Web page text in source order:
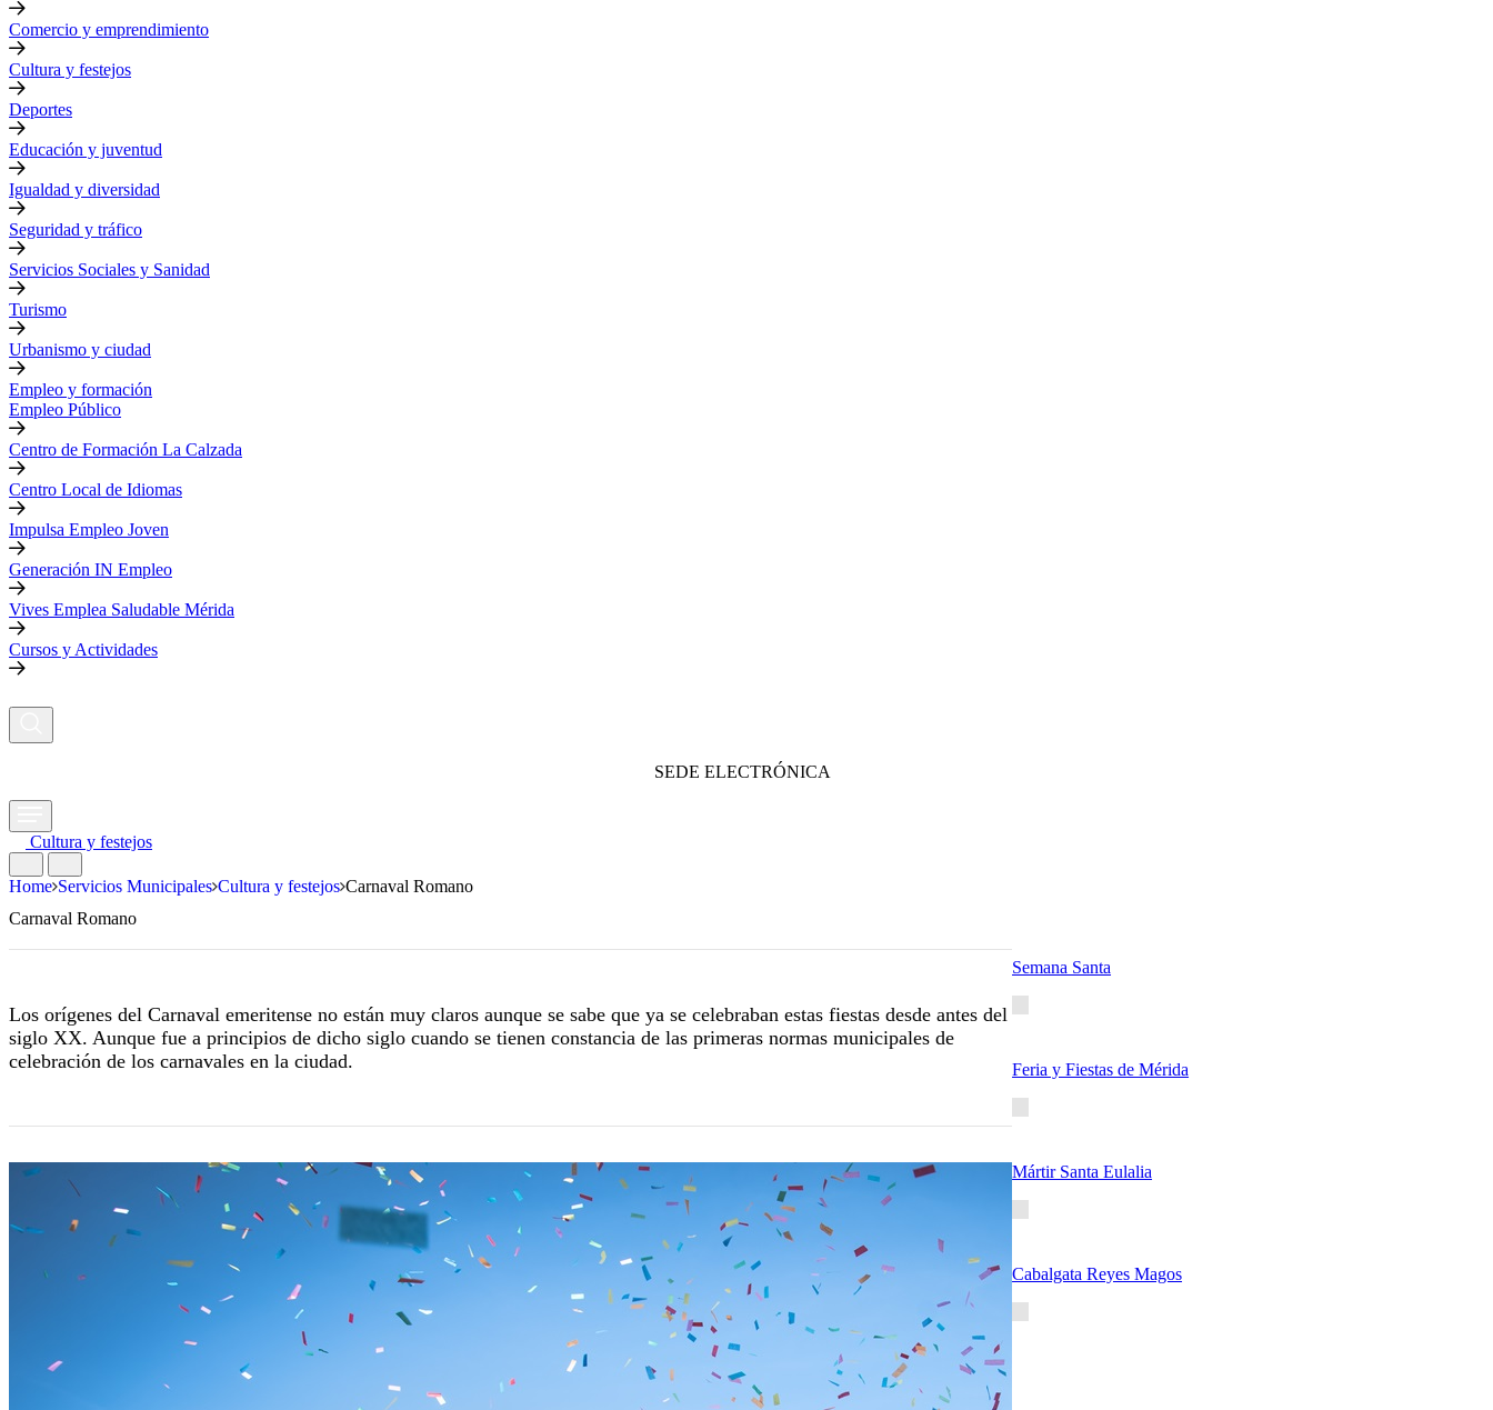
Comercio y emprendimiento
Cultura y festejos
Deportes
Educación y juventud
Igualdad y diversidad
Seguridad y tráfico
Servicios Sociales y Sanidad
Turismo
Urbanismo y ciudad
Empleo y formación
Empleo Público
Centro de Formación La Calzada
Centro Local de Idiomas
Impulsa Empleo Joven
Generación IN Empleo
Vives Emplea Saludable Mérida
Cursos y Actividades
SEDE ELECTRÓNICA
Cultura y festejos
Home Servicios Municipales Cultura y festejos Carnaval Romano
Carnaval Romano
Los orígenes del Carnaval emeritense no están muy claros aunque se sabe que ya se celebraban estas fiestas desde antes del
siglo XX. Aunque fue a principios de dicho siglo cuando se tienen constancia de las primeras normas municipales de
celebración de los carnavales en la ciudad.
Semana Santa
Feria y Fiestas de Mérida
Mártir Santa Eulalia
Cabalgata Reyes Magos